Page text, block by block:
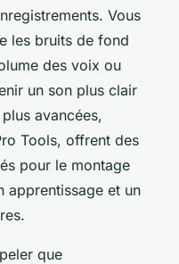
Vous
les bruits de fond
des voix ou
un son plus clair
avancées,
Tools, offrent des
pour le montage
apprentissage et un
que